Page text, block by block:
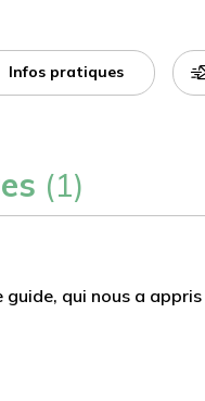
Infos pratiques
(1)
guide, qui nous a